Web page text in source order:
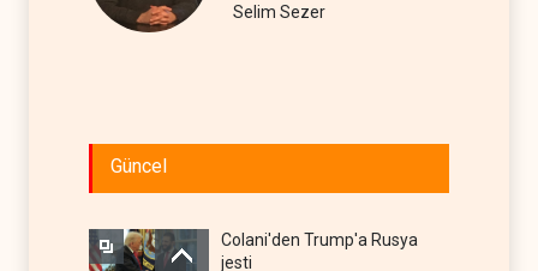
Selim Sezer
Güncel
Colani'den Trump'a Rusya
jesti